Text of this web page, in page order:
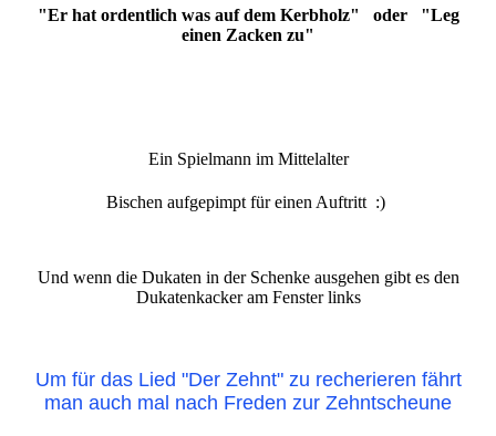
"Er hat ordentlich was auf dem Kerbholz" oder "Leg
einen Zacken zu"
Ein Spielmann im Mittelalter
Bischen aufgepimpt für einen Auftritt :)
Und wenn die Dukaten in der Schenke ausgehen gibt es den
Dukatenkacker am Fenster links
Um für das Lied "Der Zehnt" zu recherieren fährt
man auch mal nach Freden zur Zehntscheune